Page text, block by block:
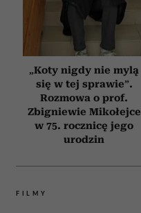
„Koty nigdy nie mylą
się w tej sprawie”.
Rozmowa o prof.
Zbigniewie Mikołejce
w 75. rocznicę jego
urodzin
FILMY